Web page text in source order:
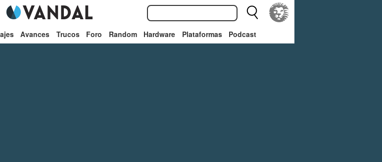
Avances Trucos Foro Random Hardware Plataformas Podcast